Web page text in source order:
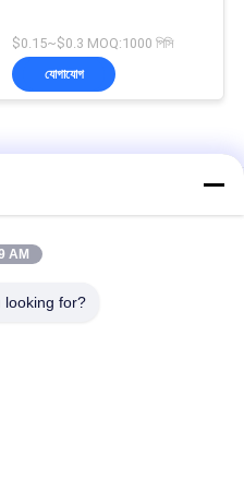
$0.15~$0.3 MOQ:1000 পিসি
যোগাযোগ
AM
looking for?